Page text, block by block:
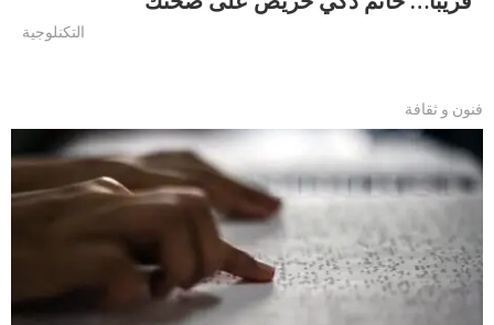
التكنلوجية
فنون و ثقافة